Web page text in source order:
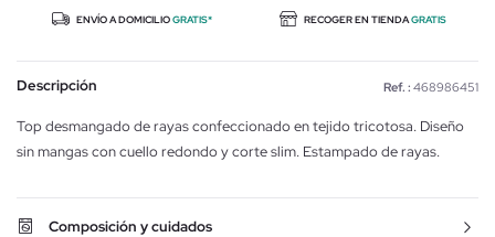
ENVÍO A DOMICILIOGRATIS* RECOGER EN TIENDAGRATIS
Descripción Ref. : 468986451
Top desmangado de rayas confeccionado en tejido tricotosa. Diseño
sin mangas con cuello redondo y corte slim. Estampado de rayas.
Composición y cuidados